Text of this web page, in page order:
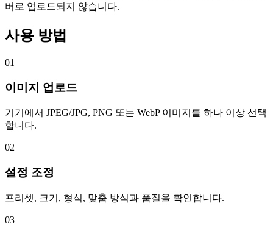
버로 업로드되지 않습니다.
사용 방법
01
이미지 업로드
기기에서 JPEG/JPG, PNG 또는 WebP 이미지를 하나 이상 선택
합니다.
02
설정 조정
프리셋, 크기, 형식, 맞춤 방식과 품질을 확인합니다.
03